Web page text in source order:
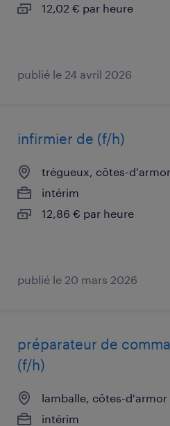
12,02 € par heure
publié le 24 avril 2026
infirmier de (f/h)
trégueux, côtes-d'armor
intérim
12,86 € par heure
publié le 20 mars 2026
préparateur de
(f/h)
lamballe, côtes-d'armor
intérim